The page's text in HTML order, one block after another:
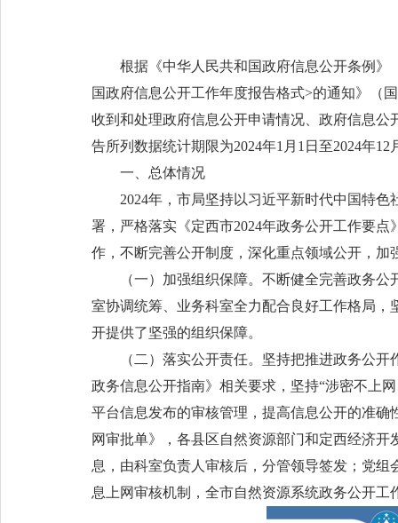
根据《中华人民共和国政府信息公开条例
国政府信息公开工作年度报告格式>的通知》（
收到和处理政府信息公开申请情况、政府信息
告所列数据统计期限为2024年1月1日至2024年12
一、总体情况
2024年，市局坚持以习近平新时代中国特
署，严格落实《定西市2024年政务公开工作要
作，不断完善公开制度，深化重点领域公开，
（一）加强组织保障。不断健全完善政务
室协调统筹、业务科室全力配合良好工作格局，
开提供了坚强的组织保障。
（二）落实公开责任。坚持把推进政务公
政务信息公开指南》相关要求，坚持“涉密不上
平台信息发布的审核管理，提高信息公开的准
网审批单》，各县区自然资源部门和定西经济
息，由科室负责人审核后，分管领导签发；党
息上网审核机制，全市自然资源系统政务公开工